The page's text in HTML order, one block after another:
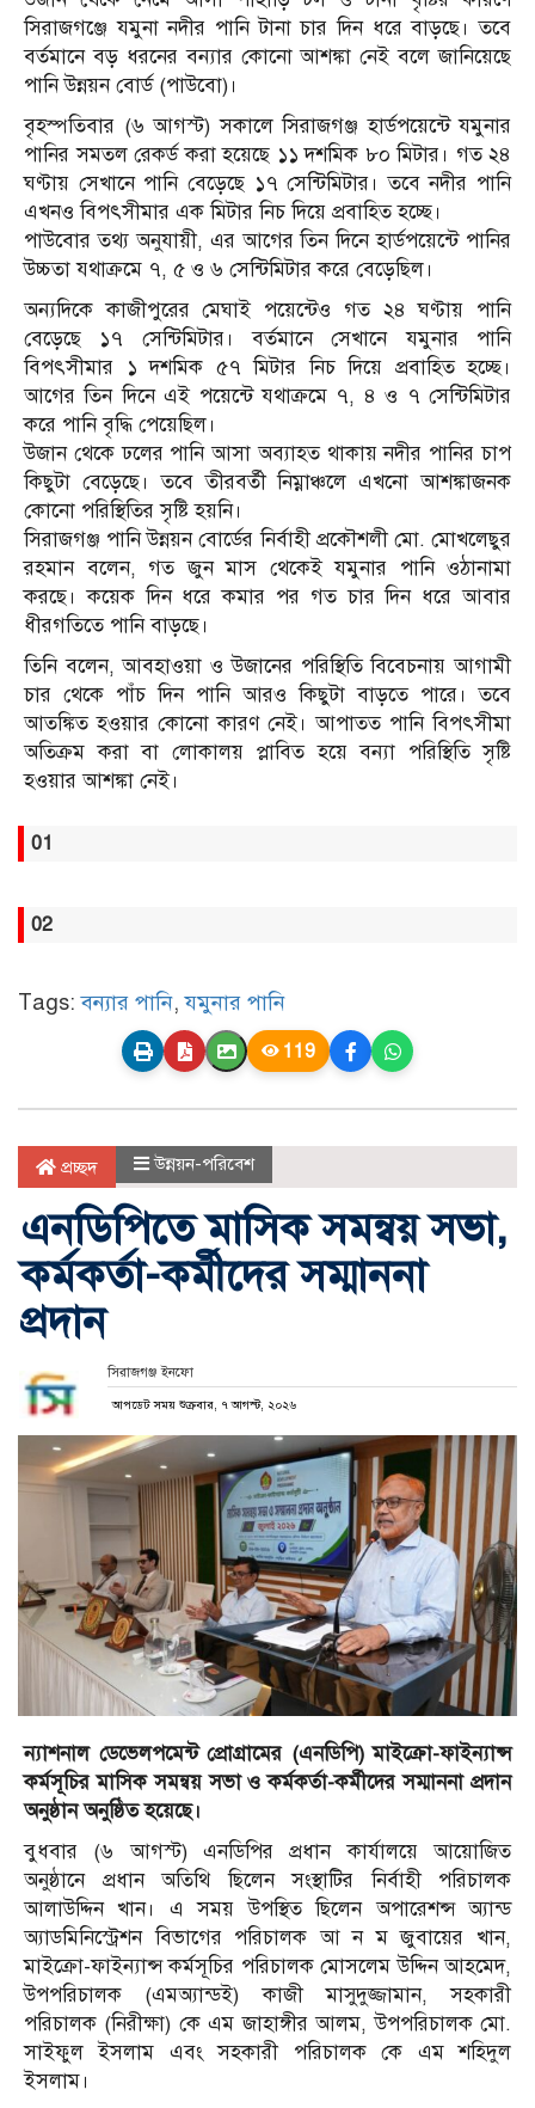
সিরাজগঞ্জে যমুনা নদীর পানি টানা চার দিন ধরে বাড়ছে। তবে
বর্তমানে বড় ধরনের বন্যার কোনো আশঙ্কা নেই বলে জানিয়েছে
পানি উন্নয়ন বোর্ড (পাউবো)।
বৃহস্পতিবার (৬ আগস্ট) সকালে সিরাজগঞ্জ হার্ডপয়েন্টে যমুনার
পানির সমতল রেকর্ড করা হয়েছে ১১ দশমিক ৮০ মিটার। গত ২৪
ঘণ্টায় সেখানে পানি বেড়েছে ১৭ সেন্টিমিটার। তবে নদীর পানি
এখনও বিপৎসীমার এক মিটার নিচ দিয়ে প্রবাহিত হচ্ছে।
পাউবোর তথ্য অনুযায়ী, এর আগের তিন দিনে হার্ডপয়েন্টে পানির
উচ্চতা যথাক্রমে ৭, ৫ ও ৬ সেন্টিমিটার করে বেড়েছিল।
অন্যদিকে কাজীপুরের মেঘাই পয়েন্টেও গত ২৪ ঘণ্টায় পানি
বেড়েছে ১৭ সেন্টিমিটার। বর্তমানে সেখানে যমুনার পানি
বিপৎসীমার ১ দশমিক ৫৭ মিটার নিচ দিয়ে প্রবাহিত হচ্ছে।
আগের তিন দিনে এই পয়েন্টে যথাক্রমে ৭, ৪ ও ৭ সেন্টিমিটার
করে পানি বৃদ্ধি পেয়েছিল।
উজান থেকে ঢলের পানি আসা অব্যাহত থাকায় নদীর পানির চাপ
কিছুটা বেড়েছে। তবে তীরবর্তী নিম্নাঞ্চলে এখনো আশঙ্কাজনক
কোনো পরিস্থিতির সৃষ্টি হয়নি।
সিরাজগঞ্জ পানি উন্নয়ন বোর্ডের নির্বাহী প্রকৌশলী মো. মোখলেছুর
রহমান বলেন, গত জুন মাস থেকেই যমুনার পানি ওঠানামা
করছে। কয়েক দিন ধরে কমার পর গত চার দিন ধরে আবার
ধীরগতিতে পানি বাড়ছে।
তিনি বলেন, আবহাওয়া ও উজানের পরিস্থিতি বিবেচনায় আগামী
চার থেকে পাঁচ দিন পানি আরও কিছুটা বাড়তে পারে। তবে
আতঙ্কিত হওয়ার কোনো কারণ নেই। আপাতত পানি বিপৎসীমা
অতিক্রম করা বা লোকালয় প্লাবিত হয়ে বন্যা পরিস্থিতি সৃষ্টি
হওয়ার আশঙ্কা নেই।
01
02
Tags:বন্যার পানি,যমুনার পানি
119
প্রচ্ছদ উন্নয়ন-পরিবেশ
এনডিপিতে মাসিক সমন্বয় সভা,
কর্মকর্তা-কর্মীদের সম্মাননা
প্রদান
সিরাজগঞ্জ ইনফো
আপডেট সময় শুক্রবার, ৭ আগস্ট, ২০২৬
ন্যাশনাল ডেভেলপমেন্ট প্রোগ্রামের (এনডিপি) মাইক্রো-ফাইন্যান্স
কর্মসূচির মাসিক সমন্বয় সভা ও কর্মকর্তা-কর্মীদের সম্মাননা প্রদান
অনুষ্ঠান অনুষ্ঠিত হয়েছে।
বুধবার (৬ আগস্ট) এনডিপির প্রধান কার্যালয়ে আয়োজিত
অনুষ্ঠানে প্রধান অতিথি ছিলেন সংস্থাটির নির্বাহী পরিচালক
আলাউদ্দিন খান। এ সময় উপস্থিত ছিলেন অপারেশন্স অ্যান্ড
অ্যাডমিনিস্ট্রেশন বিভাগের পরিচালক আ ন ম জুবায়ের খান,
মাইক্রো-ফাইন্যান্স কর্মসূচির পরিচালক মোসলেম উদ্দিন আহমেদ,
উপপরিচালক (এমঅ্যান্ডই) কাজী মাসুদুজ্জামান, সহকারী
পরিচালক (নিরীক্ষা) কে এম জাহাঙ্গীর আলম, উপপরিচালক মো.
সাইফুল ইসলাম এবং সহকারী পরিচালক কে এম শহিদুল
ইসলাম।